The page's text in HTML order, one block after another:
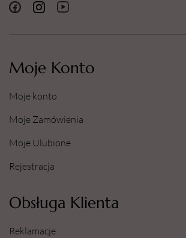
Moje Konto
Moje konto
Moje Zamówienia
Moje Ulubione
Rejestracja
Obsługa Klienta
Reklamacje